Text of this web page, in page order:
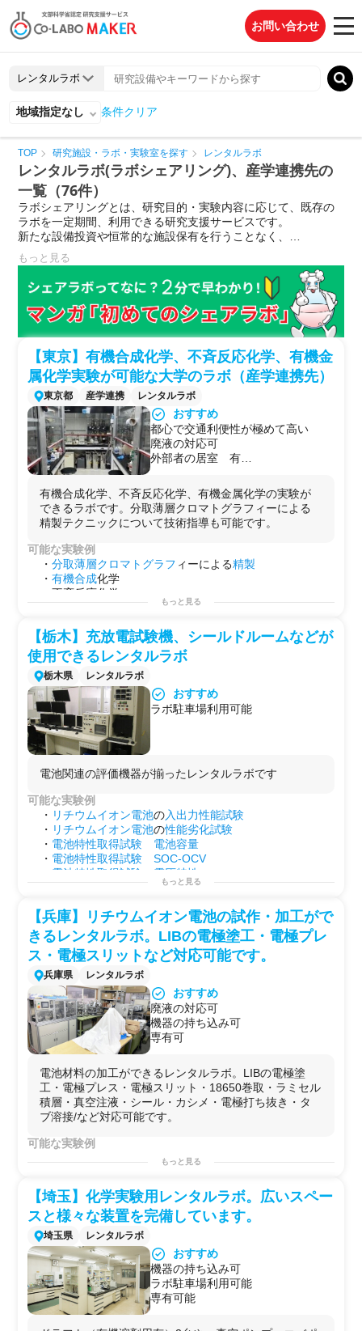
お問い合わせ
地域指定なし 条件クリア
TOP 研究施設・ラボ・実験室を探す レンタルラボ
レンタルラボ(ラボシェアリング)、産学連携先の
一覧（76件）
ラボシェアリングとは、研究目的・実験内容に応じて、既存の
ラボを一定期間、利用できる研究支援サービスです。
新たな設備投資や恒常的な施設保有を行うことなく、
必要な機器・実験器具が整った研究環境を構築できます。
もっと見る
【東京】有機合成化学、不斉反応化学、有機金
属化学実験が可能な大学のラボ（産学連携先）
東京都 産学連携 レンタルラボ
おすすめ
都心で交通利便性が極めて高い
廃液の対応可
外部者の居室 有
分取薄層クロマトグラフィーによる
精製
週単位の利用も相談可能
有機合成化学、不斉反応化学、有機金属化学の実験が
できるラボです。分取薄層クロマトグラフィーによる
精製テクニックについて技術指導も可能です。
可能な実験例
・分取薄層クロマトグラフ ィーによる精製
・有機合成化学
・不斉反応化学
もっと見る
【栃木】充放電試験機、シールドルームなどが
使用できるレンタルラボ
栃木県 レンタルラボ
おすすめ
ラボ駐車場利用可能
電池関連の評価機器が揃ったレンタルラボです
可能な実験例
・ リチウムイオン電池の入出力性能試験
・ リチウムイオン電池の性能劣化試験
・ 電池特性取得試験
電池容量
・ 電池特性取得試験
SOC-OCV
電池特性取得試験
電圧特性
温度特性
・出力特性
・効率(損失)測定
・熱性能測定
・制御性能確認
・耐久試験等
用途例
・第2のラボとして！
・研究プロジェクトを始める前の予備実験
・自社で行えないサイドプロジェクト
使用
もっと見る
【兵庫】リチウムイオン電池の試作・加工がで
きるレンタルラボ。LIBの電極塗工・電極プレ
ス・電極スリットなど対応可能です。
兵庫県 レンタルラボ
おすすめ
廃液の対応可
機器の持ち込み可
専有可
電池材料の加工ができるレンタルラボ。LIBの電極塗
工・電極プレス・電極スリット・18650巻取・ラミセル
積層・真空注液・シール・カシメ・電極打ち抜き・タ
ブ溶接/など対応可能です。
可能な実験例
プレス/ 電極スリット/18650巻取/ラミ
用途例
・リチウムイオン電池開発
・研修用
もっと見る
【埼玉】化学実験用レンタルラボ。広いスペー
スと様々な装置を完備しています。
埼玉県 レンタルラボ
おすすめ
機器の持ち込み可
ラボ駐車場利用可能
専有可能